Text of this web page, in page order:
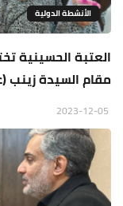
الأنشطة الدولية
العتبة الحسينية
مقام السيدة زينب